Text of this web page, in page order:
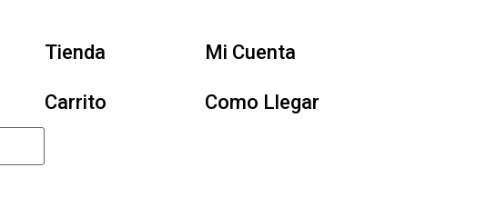
Tienda Mi Cuenta
Carrito Como Llegar